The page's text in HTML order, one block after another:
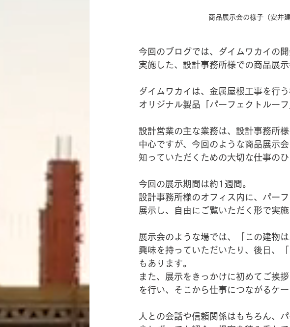
商品展示会の様子（安井
今回のブログでは、ダイムワカイの
実施した、設計事務所様での商品展
ダイムワカイは、金属屋根工事を行
オリジナル製品「パーフェクトルー
設計営業の主な業務は、設計事務所
中心ですが、今回のような商品展示
知っていただくための大切な仕事のひ
今回の展示期間は約1週間。
設計事務所様のオフィス内に、パー
展示し、自由にご覧いただく形で実施
展示会のような場では、「この建物
興味を持っていただいたり、後日、
もあります。
また、展示をきっかけに初めてご挨
を行い、そこから仕事につながるケ
人との会話や信頼関係はもちろん、